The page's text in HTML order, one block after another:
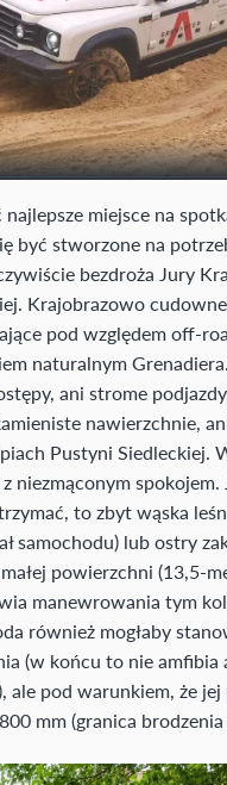
najlepsze miejsce na
być stworzone na
bezdroża Jury
Krajobrazowo
pod względem off-
naturalnym
ani strome
nawierzchnie,
Pustyni Siedleckiej.
niezmąconym spokojem.
to zbyt wąska
samochodu) lub ostry
powierzchni (13,5-
manewrowania tym
również mogłaby
(w końcu to nie amfibia
ale pod warunkiem, że
mm (granica